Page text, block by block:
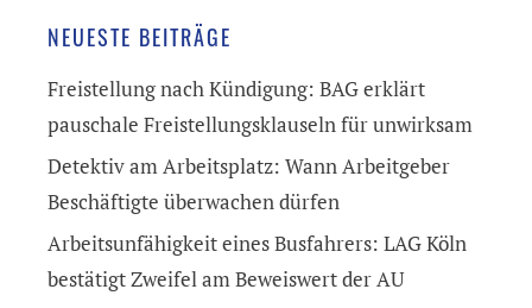
NEUESTE BEITRÄGE
Freistellung nach Kündigung: BAG erklärt
pauschale Freistellungsklauseln für unwirksam
Detektiv am Arbeitsplatz: Wann Arbeitgeber
Beschäftigte überwachen dürfen
Arbeitsunfähigkeit eines Busfahrers: LAG Köln
bestätigt Zweifel am Beweiswert der AU